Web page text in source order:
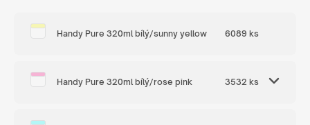
Handy Pure 320ml bílý/sunny yellow 6089 ks
Handy Pure 320ml bílý/rose pink 3532 ks